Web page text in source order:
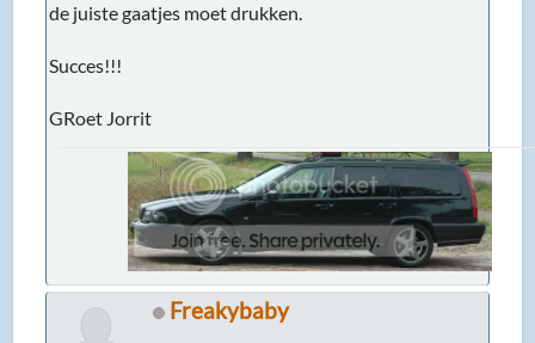
de juiste gaatjes moet drukken.
Succes!!!
GRoet Jorrit
Freakybaby